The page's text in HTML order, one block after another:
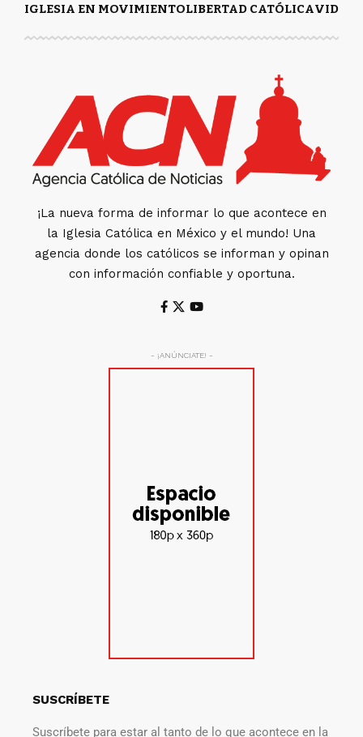
IGLESIA EN MOVIMIENTOLIBERTAD CATÓLICAVIDA
¡La nueva forma de informar lo que acontece en
la Iglesia Católica en México y el mundo! Una
agencia donde los católicos se informan y opinan
con información confiable y oportuna.
- ¡ANÚNCIATE! -
SUSCRÍBETE
Suscríbete para estar al tanto de lo que acontece en la